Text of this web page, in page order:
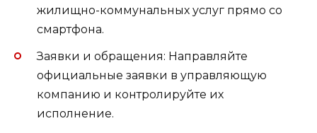
жилищно-коммунальных услуг прямо со
смартфона.
Заявки и обращения: Направляйте
официальные заявки в управляющую
компанию и контролируйте их
исполнение.